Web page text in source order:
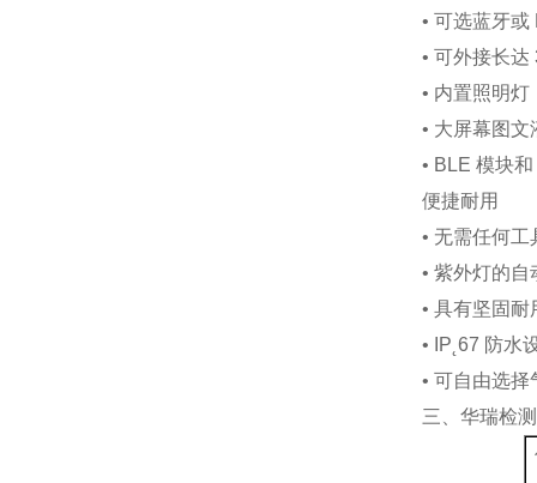
• 可选蓝牙或
• 可外接长达
• 内置照明灯
• 大屏幕图文
• BLE 模块和
便捷耐用
• 无需任何工
• 紫外灯的自
• 具有坚固耐
•
IP 67 防水
• 可自由选择
三、华瑞检